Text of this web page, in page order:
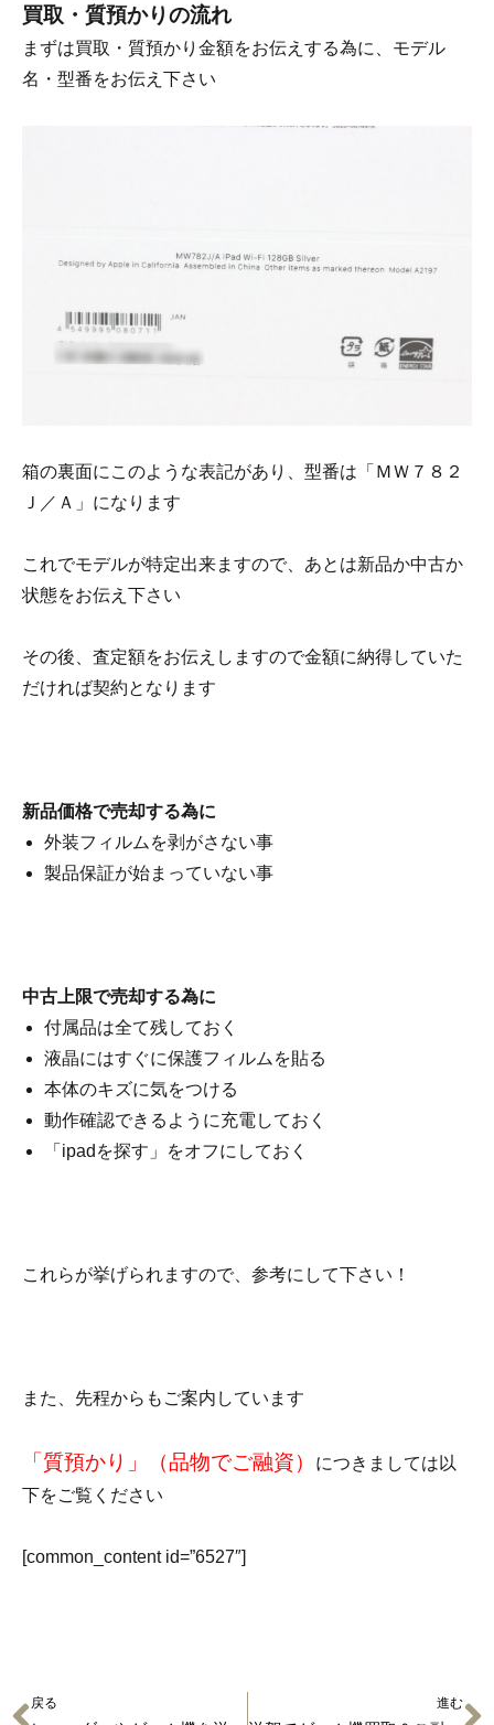
買取・質預かりの流れ
まずは買取・質預かり金額をお伝えする為に、モデル
名・型番をお伝え下さい
箱の裏面にこのような表記があり、型番は「ＭＷ７８２
Ｊ／Ａ」になります
これでモデルが特定出来ますので、あとは新品か中古か
状態をお伝え下さい
その後、査定額をお伝えしますので金額に納得していた
だければ契約となります
新品価格で売却する為に
外装フィルムを剥がさない事
製品保証が始まっていない事
中古上限で売却する為に
付属品は全て残しておく
液晶にはすぐに保護フィルムを貼る
本体のキズに気をつける
動作確認できるように充電しておく
「ipadを探す」をオフにしておく
これらが挙げられますので、参考にして下さい！
また、先程からもご案内しています
「質預かり」（品物でご融資）
につきましては以
下をご覧ください
[common_content id=”6527″]
戻る 進む